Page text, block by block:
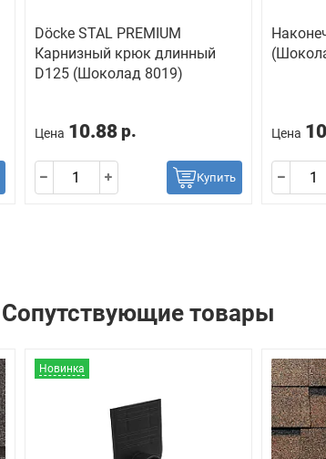
Döcke STAL PREMIUM
Карнизный крюк длинный
D125 (Шоколад 8019)
Цена 10.88 р.
Купить
Цена
Сопутствующие товары
Новинка